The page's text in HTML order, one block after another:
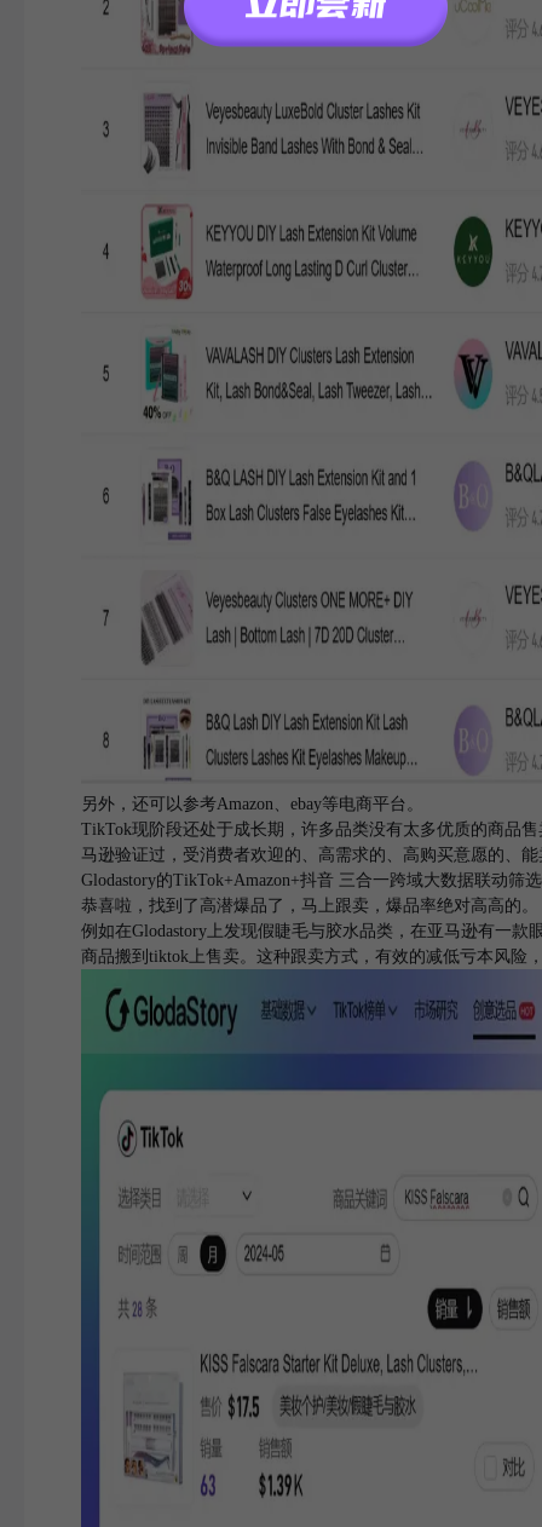
另外，还可以参考Amazon、ebay等电商平台。
TikTok现阶段还处于成长期，许多品类没有太多优质的商品
马逊验证过，受消费者欢迎的、高需求的、高购买意愿的、
Glodastory的TikTok+Amazon+抖音 三合一跨域大数据联动
恭喜啦，找到了高潜爆品了，马上跟卖，爆品率绝对高高的。
例如在Glodastory上发现假睫毛与胶水品类，在亚马逊有一
商品搬到tiktok上售卖。这种跟卖方式，有效的减低亏本风险